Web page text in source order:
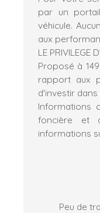
par un
véhicule.
aux
LE PRIVILEGE
Proposé à
rapport aux
d'investir dans
Informations
foncière et
informations
Peu de